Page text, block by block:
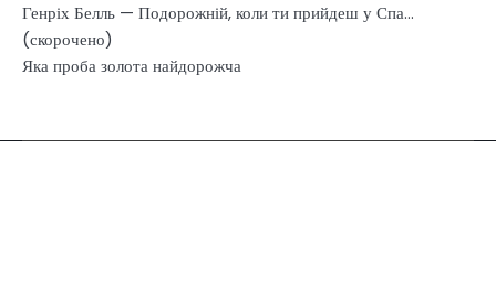
Генріх Белль — Подорожній, коли ти прийдеш у Спа…
(скорочено)
Яка проба золота найдорожча